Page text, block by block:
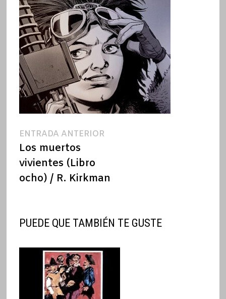
Navegación
de
entradas
ENTRADA ANTERIOREntrada
Los muertos
vivientes (Libro
ocho) / R. Kirkman
PUEDE QUE TAMBIÉN TE GUSTE